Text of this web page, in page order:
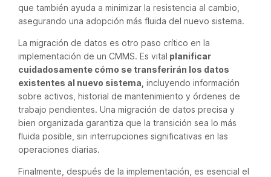
que también ayuda a minimizar la resistencia al cambio,
asegurando una adopción más fluida del nuevo sistema.
La migración de datos es otro paso crítico en la
implementación de un CMMS. Es vital planificar
cuidadosamente cómo se transferirán los datos
existentes al nuevo sistema, incluyendo información
sobre activos, historial de mantenimiento y órdenes de
trabajo pendientes. Una migración de datos precisa y
bien organizada garantiza que la transición sea lo más
fluida posible, sin interrupciones significativas en las
operaciones diarias.
Finalmente, después de la implementación, es esencial el